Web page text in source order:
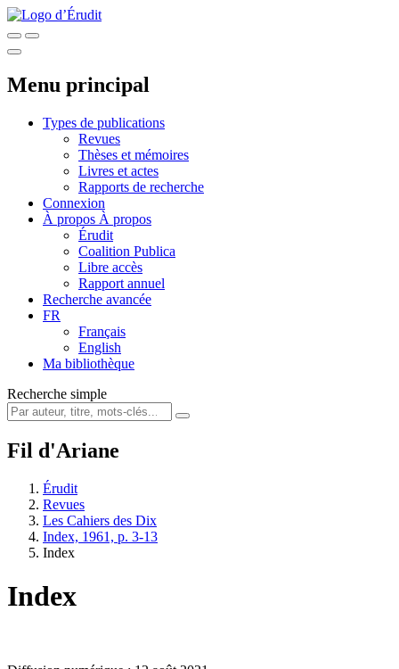
Menu principal
Types de publications
Revues
Thèses et mémoires
Livres et actes
Rapports de recherche
Connexion
À propos À propos
Érudit
Coalition Publica
Libre accès
Rapport annuel
Recherche avancée
FR
Français
English
Ma bibliothèque
Recherche simple
Fil d'Ariane
Érudit
Revues
Les Cahiers des Dix
Index, 1961, p. 3-13
Index
Index